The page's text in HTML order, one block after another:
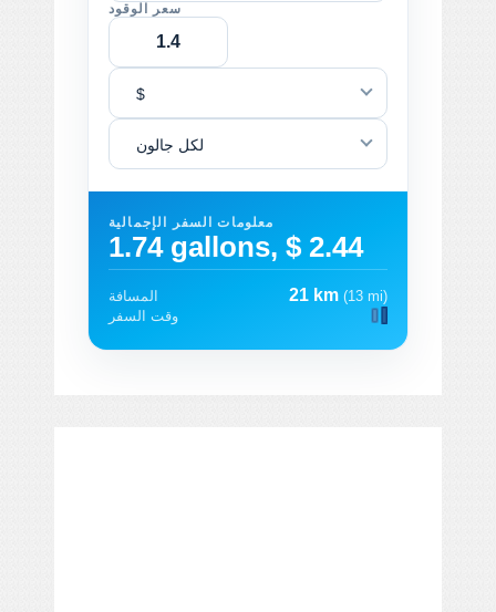
سعر الوقود
$
لكل جالون
معلومات السفر الإجمالية
1.74 gallons, $ 2.44
المسافة 21 km (13 mi)
وقت السفر